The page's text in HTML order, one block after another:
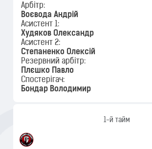
Арбітр:
Воєвода Андрій
Асистент 1:
Худяков Олександр
Асистент 2:
Степаненко Олексій
Резервний арбітр:
Плєшко Павло
Спостерігач:
Бондар Володимир
1-й тайм